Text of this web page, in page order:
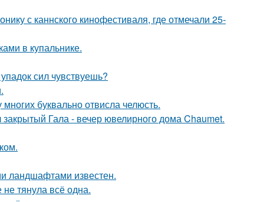
с каннского кинофестиваля, где отмечали 25-
в купальнике.
сил чувствуешь?
буквально отвисла челюсть.
Гала - вечер ювелирного дома Chaumet.
ландшафтами известен.
тянула всё одна.